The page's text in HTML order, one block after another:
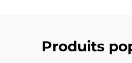
Produits